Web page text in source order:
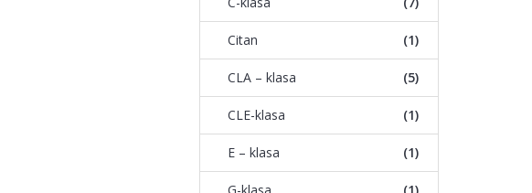
Citan (1)
CLA – klasa (5)
CLE-klasa (1)
E – klasa (1)